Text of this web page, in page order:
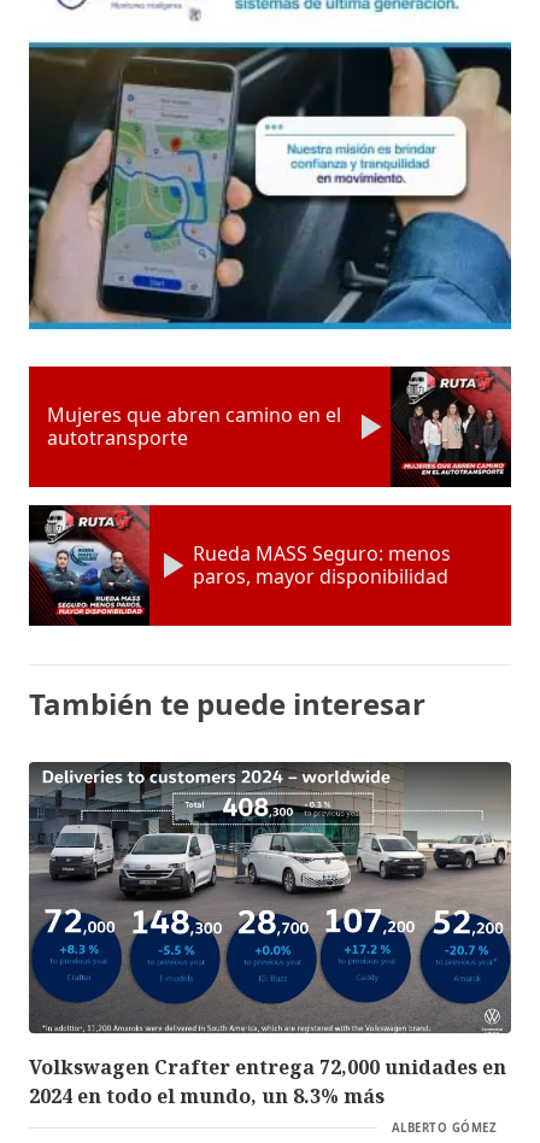
Mujeres que abren camino en el
autotransporte
Rueda MASS Seguro: menos
paros, mayor disponibilidad
También te puede interesar
Volkswagen Crafter entrega 72,000 unidades en
2024 en todo el mundo, un 8.3% más
ALBERTO GÓMEZ